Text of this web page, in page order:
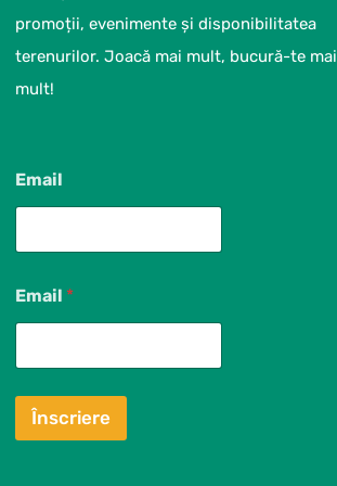
promoții, evenimente și disponibilitatea
terenurilor. Joacă mai mult, bucură-te mai
mult!
Email
Email *
Înscriere